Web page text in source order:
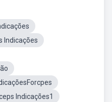
Indicações
Indicações1